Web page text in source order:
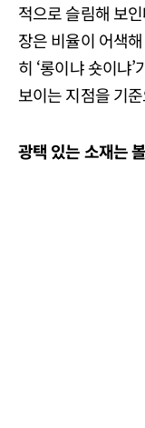
적으로 슬림해 보
장은 비율이 어색
히 ‘롱이냐 숏이냐
보이는 지점을 기
광택 있는소재는